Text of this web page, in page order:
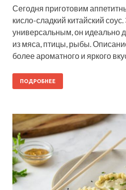
Сегодня приготовим
кисло-сладкий китайский
универсальным, он идеально
из мяса, птицы, рыбы.
более ароматного и яркого
ПОДРОБНЕЕ